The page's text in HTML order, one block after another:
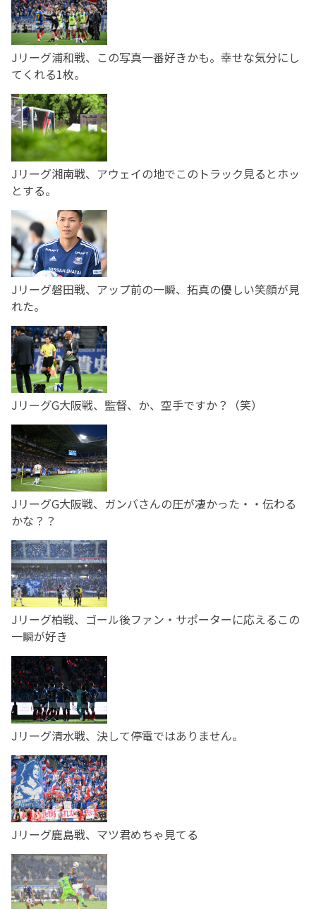
Jリーグ浦和戦、この写真一番好きかも。幸せな気分にし
てくれる1枚。
Jリーグ湘南戦、アウェイの地でこのトラック見るとホッ
とする。
Jリーグ磐田戦、アップ前の一瞬、拓真の優しい笑顔が見
れた。
JリーグG大阪戦、監督、か、空手ですか？（笑）
JリーグG大阪戦、ガンバさんの圧が凄かった・・伝わる
かな？？
Jリーグ柏戦、ゴール後ファン・サポーターに応えるこの
一瞬が好き
Jリーグ清水戦、決して停電ではありません。
Jリーグ鹿島戦、マツ君めちゃ見てる